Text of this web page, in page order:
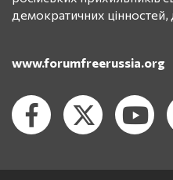
демократичних
www.forumfreerussia.org